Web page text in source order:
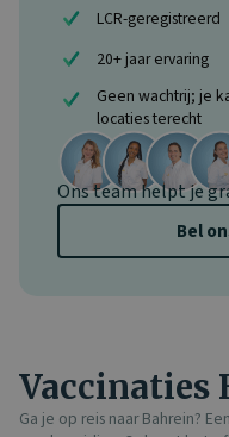
LCR-geregistreerd
20+ jaar ervaring
Geen wachtrij; je
locaties terecht
Ons team helpt je
Bel
Vaccinaties
Ga je op reis naar Bahrein?